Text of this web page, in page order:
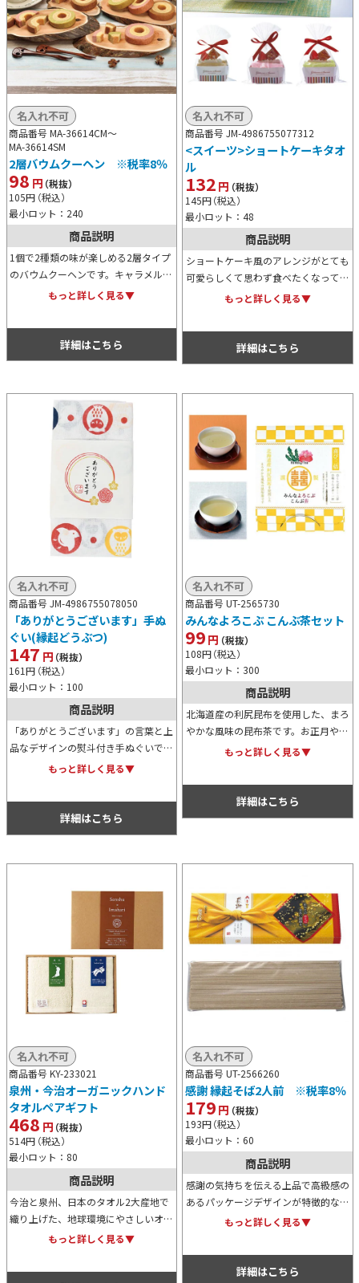
商品番号 MA-36614CM～
MA-36614SM
2層バウムクーヘン ※税率8％
98 円（税抜）
105円（税込）
最小ロット：240
名入れ不可
商品説明
1個で2種類の味が楽しめる2層タイプ
のバウムクーヘンです。キャラメル＆
ミルク、抹茶＆ミルク、ストロベリー
もっと詳しく見る▼
詳細はこちら
商品番号 JM-4986755077312
<スイーツ>ショートケーキタオ
ル
132円（税抜）
145円（税込）
最小ロット：48
名入れ不可
商品説明
ショートケーキ風のアレンジがとても
可愛らしくて思わず食べたくなってし
まうハンドタオルです。そのキュート
もっと詳しく見る▼
詳細はこちら
商品番号 JM-4986755078050
「ありがとうございます」手ぬ
ぐい(縁起どうぶつ)
147 円（税抜）
161円（税込）
最小ロット：100
名入れ不可
商品説明
「ありがとうございます」の言葉と上
品なデザインの熨斗付き手ぬぐいで
す。手ぬぐい本体には縁起が良いとさ
もっと詳しく見る▼
詳細はこちら
商品番号 UT-2565730
みんなよろこぶ こんぶ茶セット
99円（税抜）
108円（税込）
最小ロット：300
名入れ不可
商品説明
北海道産の利尻昆布を使用した、まろ
やかな風味の昆布茶です。お正月や節
分に飲む梅昆布茶は福を呼ぶ縁起茶と
もっと詳しく見る▼
詳細はこちら
商品番号 KY-233021
泉州・今治オーガニックハンド
タオルペアギフト
468 円（税抜）
514円（税込）
最小ロット：80
名入れ不可
商品説明
今治と泉州、日本のタオル2大産地で
織り上げた、地球環境にやさしいオー
ガニックコットンを使用したハンドタ
ったりな化粧箱に収納されています。
もっと詳しく見る▼
商品番号 UT-2566260
感謝 縁起そば2人前 ※税率8％
179円（税抜）
193円（税込）
最小ロット：60
名入れ不可
商品説明
感謝の気持ちを伝える上品で高級感の
あるパッケージデザインが特徴的な縁
起そば2人前。名刺ホルダー付きのた
ルティ用やご挨拶用におすすめです。
もっと詳しく見る▼
詳細はこちら